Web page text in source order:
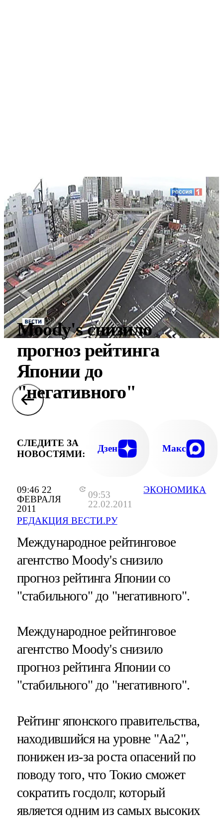
09:46 22
ФЕВРАЛЯ
2011
09:53
22.02.2011
РЕДАКЦИЯ ВЕСТИ.РУ
ЭКОНОМИКА
Moody's снизило
прогноз рейтинга
Японии до
"негативного"
СЛЕДИТЕ ЗА
НОВОСТЯМИ:
Дзен Макс
Международное рейтинговое
агентство Moody's снизило
прогноз рейтинга Японии со
"стабильного" до "негативного".
Международное рейтинговое
агентство Moody's снизило
прогноз рейтинга Японии со
"стабильного" до "негативного".
Рейтинг японского правительства,
находившийся на уровне "Aa2",
понижен из-за роста опасений по
поводу того, что Токио сможет
сократить госдолг, который
является одним из самых высоких